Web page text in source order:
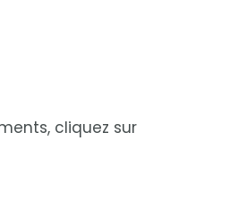
cliquez sur